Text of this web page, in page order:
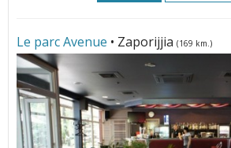
Le parc Avenue • Zaporijjia (169 km.)